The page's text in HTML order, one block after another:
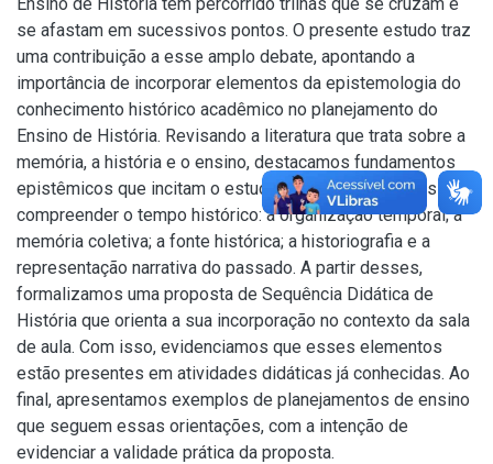
se afastam em sucessivos pontos. O presente estudo traz
uma contribuição a esse amplo debate, apontando a
importância de incorporar elementos da epistemologia do
conhecimento histórico acadêmico no planejamento do
Ensino de História. Revisando a literatura que trata sobre a
memória, a história e o ensino, destacamos fundamentos
epistêmicos que incitam o estudante da Educação Básica a
compreender o tempo histórico: a organização temporal; a
memória coletiva; a fonte histórica; a historiografia e a
representação narrativa do passado. A partir desses,
formalizamos uma proposta de Sequência Didática de
História que orienta a sua incorporação no contexto da sala
de aula. Com isso, evidenciamos que esses elementos
estão presentes em atividades didáticas já conhecidas. Ao
final, apresentamos exemplos de planejamentos de ensino
que seguem essas orientações, com a intenção de
evidenciar a validade prática da proposta.